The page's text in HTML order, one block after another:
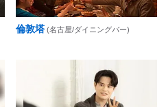
倫敦塔 (名古屋/ダイニングバー)